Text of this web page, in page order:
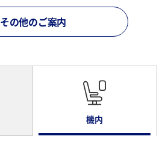
その他のご案内
機内